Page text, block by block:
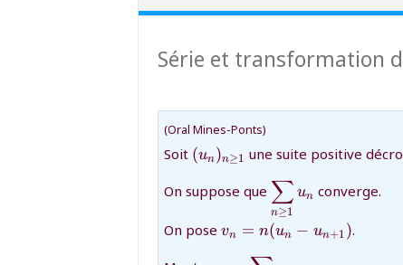
Série et transformation
(Oral Mines-Ponts)
Soit {(u_n)_{n\geq
(un)n≥1 une suite positive
On suppose que
n≥1
∑ un converge.
On pose {v_n=
vn = n(un − un+1 ).